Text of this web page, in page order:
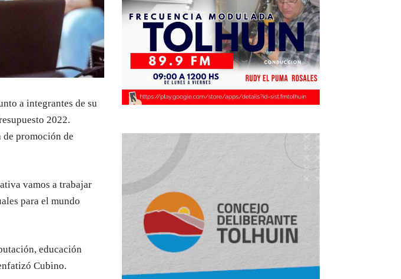
a integrantes de su
2022.
promoción de
vamos a trabajar
para el mundo
educación
Cubino.